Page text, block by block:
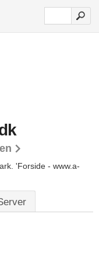
'Forside - www.a-